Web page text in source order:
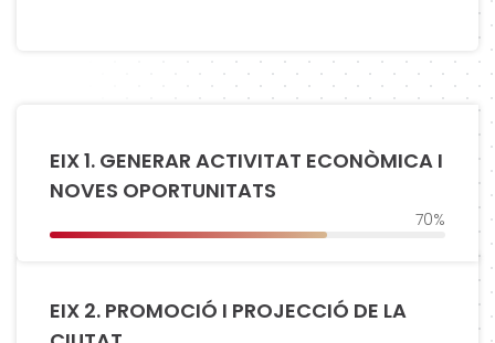
EIX 1. GENERAR ACTIVITAT ECONÒMICA I
NOVES OPORTUNITATS
70%
EIX 2. PROMOCIÓ I PROJECCIÓ DE LA